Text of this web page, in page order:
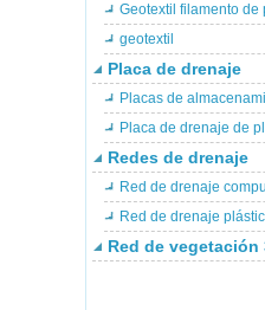
Geotextil filamento de
geotextil
Placa de drenaje
Placas de
Placa de drenaje de
Redes de drenaje
Red de drenaje
Red de drenaje
Red de vegetación